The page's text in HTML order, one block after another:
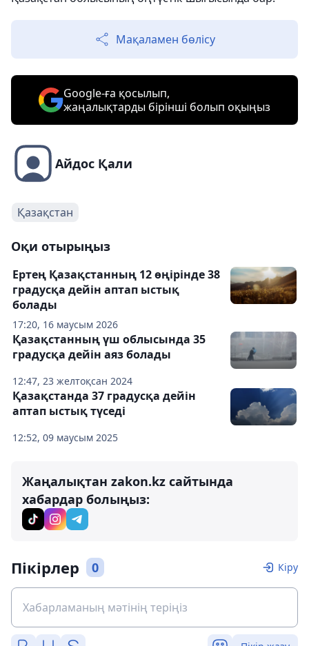
Мақаламен бөлісу
Google-ға қосылып,
жаңалықтарды бірінші болып оқыңыз
Айдос Қали
Қазақстан
Оқи отырыңыз
17:20, 16 маусым 2026
Ертең Қазақстанның 12 өңірінде 38
градусқа дейін аптап ыстық
болады
12:47, 23 желтоқсан 2024
Қазақстанның үш облысында 35
градусқа дейін аяз болады
12:52, 09 маусым 2025
Қазақстанда 37 градусқа дейін
аптап ыстық түседі
Жаңалықтан zakon.kz сайтында
хабардар болыңыз:
Пікірлер 0 Кіру